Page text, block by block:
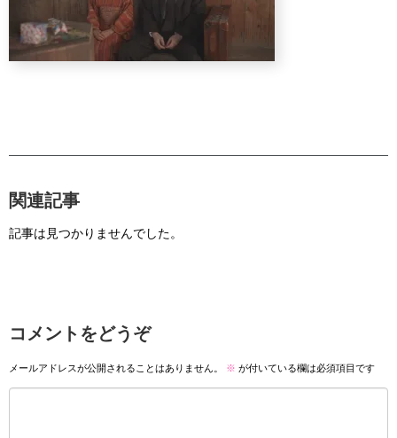
関連記事
記事は見つかりませんでした。
コメントをどうぞ
メールアドレスが公開されることはありません。 ※ が付いている欄は必須項目です